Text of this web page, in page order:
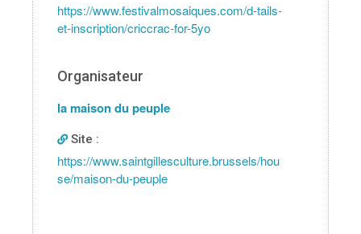
https://www.festivalmosaiques.com/d-tails-
et-inscription/criccrac-for-5yo
Organisateur
la maison du peuple
Site :
https://www.saintgillesculture.brussels/hou
se/maison-du-peuple